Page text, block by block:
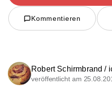
Kommentieren
Robert Schirmbrand /
veröffentlicht am